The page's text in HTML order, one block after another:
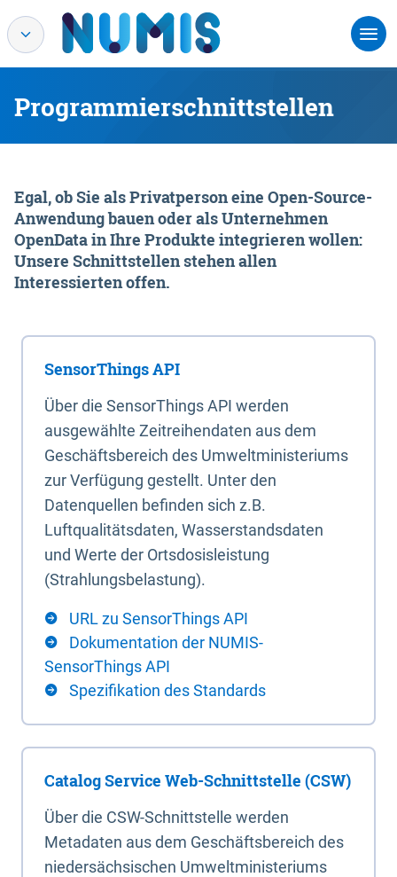
Programmierschnittstellen
Egal, ob Sie als Privatperson eine Open-Source-
Anwendung bauen oder als Unternehmen
OpenData in Ihre Produkte integrieren wollen:
Unsere Schnittstellen stehen allen
Interessierten offen.
SensorThings API
Über die SensorThings API werden
ausgewählte Zeitreihendaten aus dem
Geschäftsbereich des Umweltministeriums
zur Verfügung gestellt. Unter den
Datenquellen befinden sich z.B.
Luftqualitätsdaten, Wasserstandsdaten
und Werte der Ortsdosisleistung
(Strahlungsbelastung).
URL zu SensorThings API
Dokumentation der NUMIS-
SensorThings API
Spezifikation des Standards
Catalog Service Web-Schnittstelle (CSW)
Über die CSW-Schnittstelle werden
Metadaten aus dem Geschäftsbereich des
niedersächsischen Umweltministeriums